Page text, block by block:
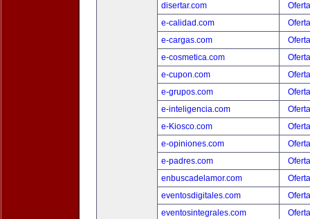
disertar.com
e-calidad.com
e-cargas.com
e-cosmetica.com
e-cupon.com
e-grupos.com
e-inteligencia.com
e-Kiosco.com
e-opiniones.com
e-padres.com
enbuscadelamor.com
eventosdigitales.com
eventosintegrales.com